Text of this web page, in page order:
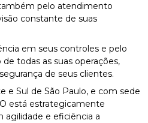
pelo atendimento
constante de suas
em seus controles e pelo
todas as suas operações,
de seus clientes.
e Sul de São Paulo, e com sede
está estrategicamente
agilidade e eficiência a